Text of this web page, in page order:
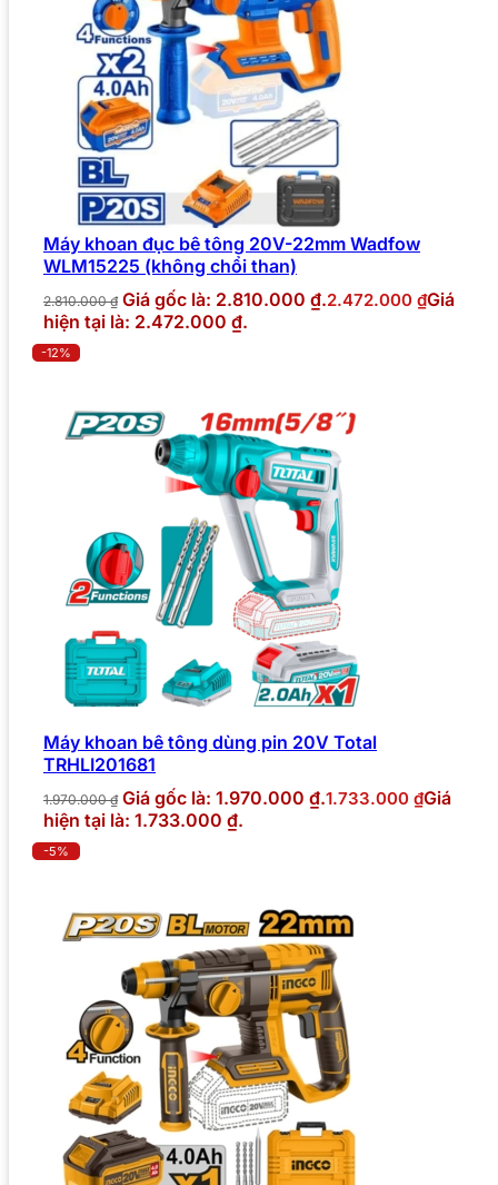
Máy khoan đục bê tông 20V-22mm Wadfow
WLM15225 (không chổi than)
2.810.000₫ Giá gốc là: 2.810.000 ₫.2.472.000 ₫Giá
hiện tại là: 2.472.000 ₫.
-12%
Máy khoan bê tông dùng pin 20V Total
TRHLI201681
1.970.000₫ Giá gốc là: 1.970.000 ₫.1.733.000 ₫Giá
hiện tại là: 1.733.000 ₫.
-5%